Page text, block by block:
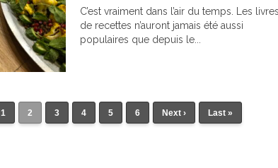
C’est vraiment dans l’air du temps. Les livres
de recettes n’auront jamais été aussi
populaires que depuis le...
1 2 3 4 5 6 Next › Last »